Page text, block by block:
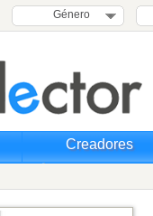
Género
Creadores